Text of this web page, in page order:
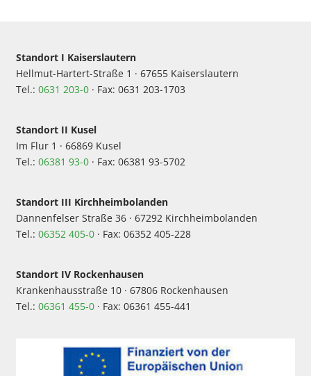
Standort I Kaiserslautern
Hellmut-Hartert-Straße 1 · 67655 Kaiserslautern
Tel.: 0631 203-0 · Fax: 0631 203-1703
Standort II Kusel
Im Flur 1 · 66869 Kusel
Tel.: 06381 93-0 · Fax: 06381 93-5702
Standort III Kirchheimbolanden
Dannenfelser Straße 36 · 67292 Kirchheimbolanden
Tel.: 06352 405-0 · Fax: 06352 405-228
Standort IV Rockenhausen
Krankenhausstraße 10 · 67806 Rockenhausen
Tel.: 06361 455-0 · Fax: 06361 455-441